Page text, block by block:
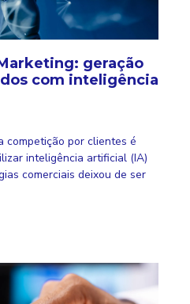
geração
com inteligência
competição por clientes é
inteligência artificial (IA)
comerciais deixou de ser